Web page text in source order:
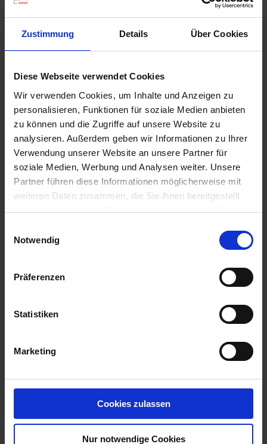
Zustimmung Details Über Cookies
Diese Webseite verwendet Cookies
Wir verwenden Cookies, um Inhalte und Anzeigen zu
personalisieren, Funktionen für soziale Medien anbieten
zu können und die Zugriffe auf unsere Website zu
analysieren. Außerdem geben wir Informationen zu Ihrer
Verwendung unserer Website an unsere Partner für
soziale Medien, Werbung und Analysen weiter. Unsere
Partner führen diese Informationen möglicherweise mit
weiteren Daten zusammen, die Sie ihnen bereitgestellt
haben oder die sie im Rahmen Ihrer Nutzung der Dienste
Notwendig
Präferenzen
Statistiken
Marketing
Cookies zulassen
Nur notwendige Cookies
Substral Herbst-Rasendünger
Artikel-Nr.: 7000790-06-cfg
Ähnliche Produkte
Buchsbaum- und Ilexdünger flüssig 1 l
Artikel-Nr.: 7000640-01